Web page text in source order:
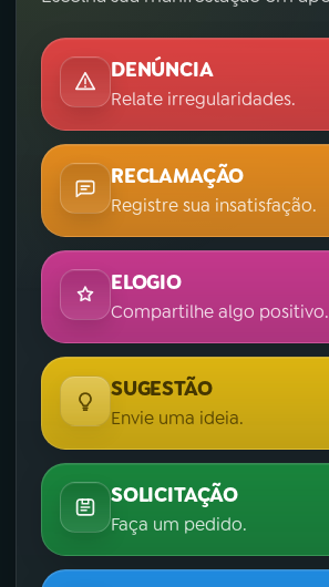
DENÚNCIA
Relate irregularidades.
RECLAMAÇÃO
Registre sua insatisfação.
ELOGIO
Compartilhe algo positivo.
SUGESTÃO
Envie uma ideia.
SOLICITAÇÃO
Faça um pedido.